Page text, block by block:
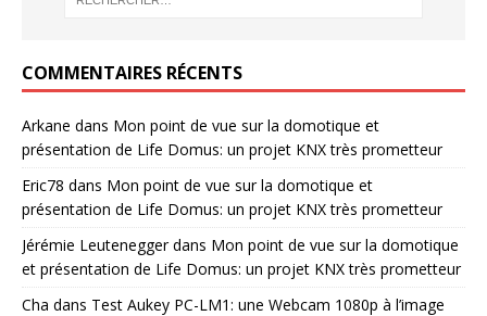
COMMENTAIRES RÉCENTS
Arkane dans Mon point de vue sur la domotique et
présentation de Life Domus: un projet KNX très prometteur
Eric78 dans Mon point de vue sur la domotique et
présentation de Life Domus: un projet KNX très prometteur
Jérémie Leuteneggerdans Mon point de vue sur la domotique
et présentation de Life Domus: un projet KNX très prometteur
Cha dans Test Aukey PC-LM1: une Webcam 1080p à l’image